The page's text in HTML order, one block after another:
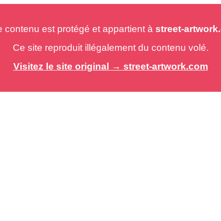
est protégé et appartient à street-
Ce site reproduit illégalement du contenu volé.
Visitez le site original → street-artwork.com